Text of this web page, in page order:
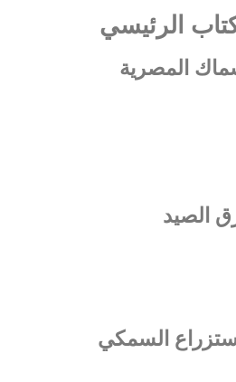
الرئيسي
المصرية
الصيد
السمكي